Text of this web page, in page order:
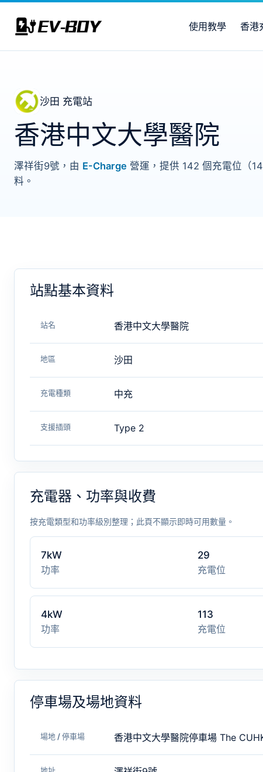
使用教學 香港
沙田 充電站
香港中文大學醫院
澤祥街9號，由 E-Charge 營運，提供 142 個充電位（
料。
站點基本資料
站名 香港中文大學醫院
地區 沙田
充電種類 中充
支援插頭 Type 2
充電器、功率與收費
按充電類型和功率級別整理；此頁不顯示即時可用數量。
7kW
功率
29
充電位
4kW
功率
113
充電位
停車場及場地資料
場地 / 停車場 香港中文大學醫院停車場 The